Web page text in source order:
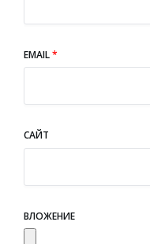
EMAIL*
САЙТ
ВЛОЖЕНИЕ